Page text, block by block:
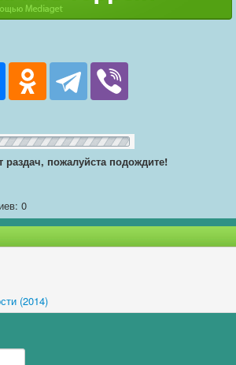
раздач, пожалуйста подождите!
0
(2014)